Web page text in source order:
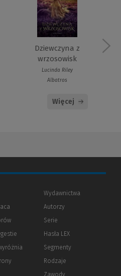
Dziewczyna z
wrzosowisk
Lucinda Riley
Albatros
Więcej
(Nowe
(Link
innej
strony)
Wydawnictwa
Autorzy
Serie
Hasła LEX
Segmenty
Rodzaje
Zawody